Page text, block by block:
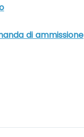
di ammissione